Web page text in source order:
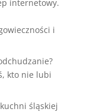
internetowy.
i
kto nie lubi
śląskiej